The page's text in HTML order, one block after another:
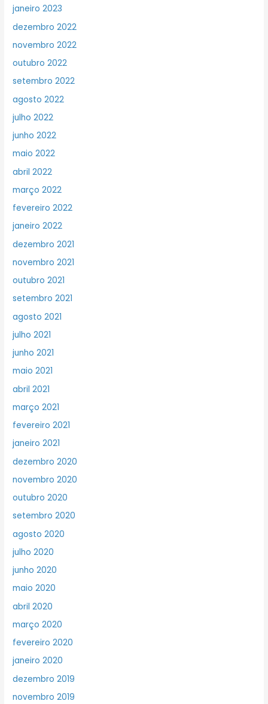
janeiro 2023
dezembro 2022
novembro 2022
outubro 2022
setembro 2022
agosto 2022
julho 2022
junho 2022
maio 2022
abril 2022
março 2022
fevereiro 2022
janeiro 2022
dezembro 2021
novembro 2021
outubro 2021
setembro 2021
agosto 2021
julho 2021
junho 2021
maio 2021
abril 2021
março 2021
fevereiro 2021
janeiro 2021
dezembro 2020
novembro 2020
outubro 2020
setembro 2020
agosto 2020
julho 2020
junho 2020
maio 2020
abril 2020
março 2020
fevereiro 2020
janeiro 2020
dezembro 2019
novembro 2019